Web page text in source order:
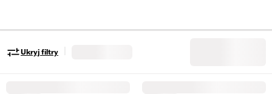
Ukryj filtry